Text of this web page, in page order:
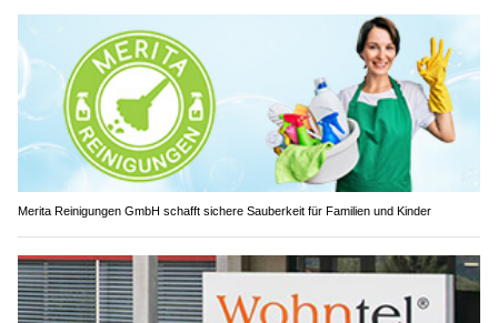
Merita Reinigungen GmbH schafft sichere Sauberkeit für Familien und Kinder